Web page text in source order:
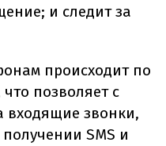
и следит за
происходит по
позволяет с
входящие звонки,
SMS и